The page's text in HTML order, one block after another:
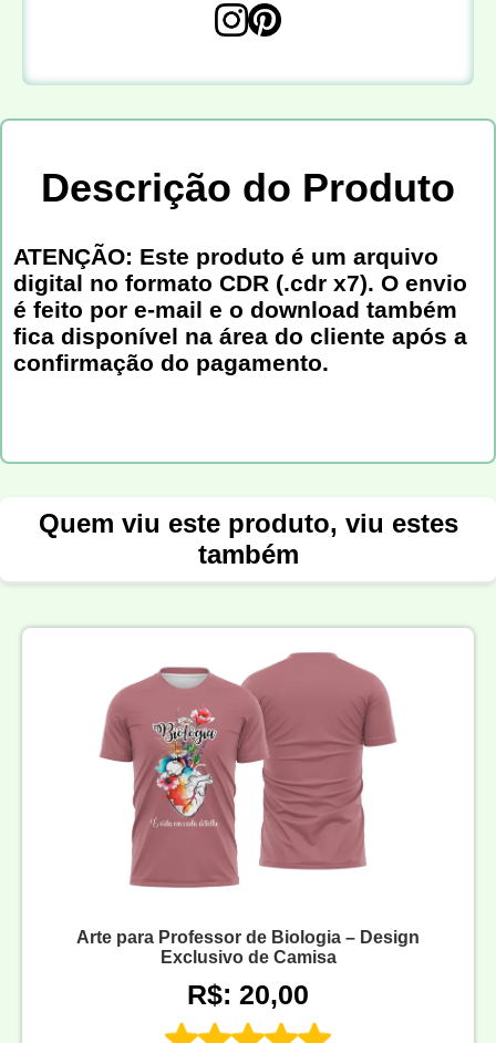
Descrição do Produto
ATENÇÃO: Este produto é um arquivo
digital no formato CDR (.cdr x7). O envio
é feito por e-mail e o download também
fica disponível na área do cliente após a
confirmação do pagamento.
Quem viu este produto, viu estes
também
Arte para Professor de Biologia – Design
Exclusivo de Camisa
R$: 20,00